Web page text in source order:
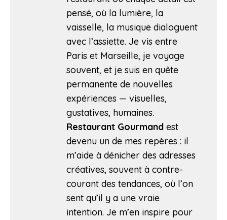
pensé, où la lumière, la
vaisselle, la musique dialoguent
avec l’assiette. Je vis entre
Paris et Marseille, je voyage
souvent, et je suis en quête
permanente de nouvelles
expériences — visuelles,
gustatives, humaines.
Restaurant Gourmand est
devenu un de mes repères : il
m’aide à dénicher des adresses
créatives, souvent à contre-
courant des tendances, où l’on
sent qu’il y a une vraie
intention. Je m’en inspire pour